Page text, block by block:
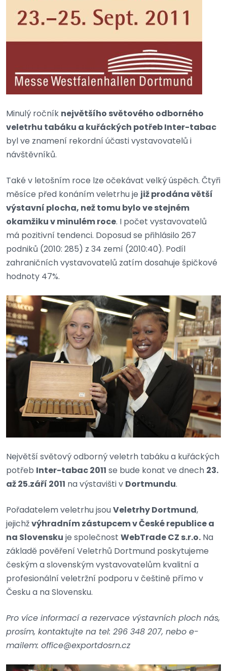
Minulý ročník největšího světového odborného
veletrhu tabáku a kuřáckých potřeb Inter-tabac
byl ve znamení rekordní účasti vystavovatelů i
návštěvníků.
Také v letošním roce lze očekávat velký úspěch. Čtyři
měsíce před konáním veletrhu je již prodána větší
výstavní plocha, než tomu bylo ve stejném
okamžiku v minulém roce. I počet vystavovatelů
má pozitivní tendenci. Doposud se přihlásilo 267
podniků (2010: 285) z 34 zemí (2010:40). Podíl
zahraničních vystavovatelů zatím dosahuje špičkové
hodnoty 47%.
Největší světový odborný veletrh tabáku a kuřáckých
potřeb Inter-tabac 2011 se bude konat ve dnech 23.
až 25.září 2011 na výstavišti v Dortmundu.
Pořadatelem veletrhu jsouVeletrhy Dortmund,
jejichžvýhradním zástupcem v České republice a
na Slovensku je společnost WebTrade CZ s.r.o. Na
základě pověření Veletrhů Dortmund poskytujeme
českým a slovenským vystavovatelům kvalitní a
profesionální veletržní podporu v češtině přímo v
Česku a na Slovensku.
Pro více informací a rezervace výstavních ploch nás,
prosím, kontaktujte na tel: 296 348 207, nebo e-
mailem: office@exportdosrn.cz